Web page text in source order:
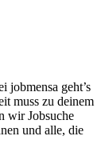
jobmensa geht’s
muss zu deinem
wir Jobsuche
und alle, die